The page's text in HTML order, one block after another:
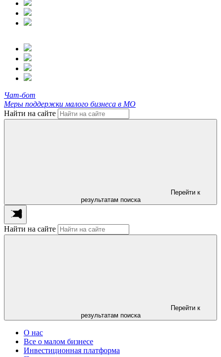
Чат-бот
Меры поддержки малого бизнеса в МО
Найти на сайте
Перейти к
результатам поиска
Найти на сайте
Перейти к
результатам поиска
О нас
Все о малом бизнесе
Инвестиционная платформа